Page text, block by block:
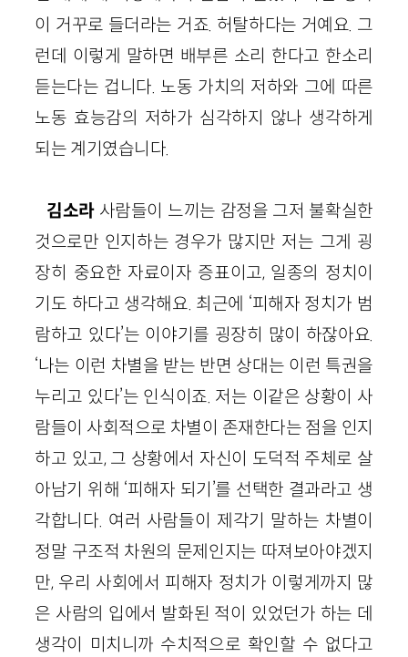
이 거꾸로 들더라는 거죠. 허탈하다는 거예요. 그
런데 이렇게 말하면 배부른 소리 한다고 한소리
듣는다는 겁니다. 노동 가치의 저하와 그에 따른
노동 효능감의 저하가 심각하지 않나 생각하게
되는 계기였습니다.
김소라 사람들이 느끼는 감정을 그저 불확실한
것으로만 인지하는 경우가 많지만 저는 그게 굉
장히 중요한 자료이자 증표이고, 일종의 정치이
기도 하다고 생각해요. 최근에 ‘피해자 정치가 범
람하고 있다’는 이야기를 굉장히 많이 하잖아요.
‘나는 이런 차별을 받는 반면 상대는 이런 특권을
누리고 있다’는 인식이죠. 저는 이같은 상황이 사
람들이 사회적으로 차별이 존재한다는 점을 인지
하고 있고, 그 상황에서 자신이 도덕적 주체로 살
아남기 위해 ‘피해자 되기’를 선택한 결과라고 생
각합니다. 여러 사람들이 제각기 말하는 차별이
정말 구조적 차원의 문제인지는 따져보아야겠지
만, 우리 사회에서 피해자 정치가 이렇게까지 많
은 사람의 입에서 발화된 적이 있었던가 하는 데
생각이 미치니까 수치적으로 확인할 수 없다고